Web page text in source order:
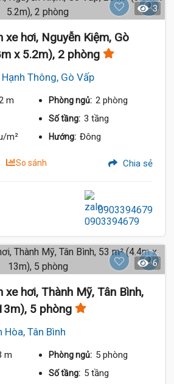
3
xe hơi, Nguyễn Kiệm, Gò
x 5.2m), 2 phòng
Thông, Gò Vấp
m Phòng ngủ: 2 phòng
Số tầng: 3 tầng
m² Hướng: Đông
So sánh Chia sẻ
0903394679
6
xe hơi, Thành Mỹ, Tân Bình,
5 phòng
Hòa, Tân Bình
m Phòng ngủ: 5 phòng
Số tầng: 5 tầng